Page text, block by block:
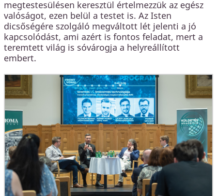
megtestesülésen keresztül értelmezzük az egész
valóságot, ezen belül a testet is. Az Isten
dicsőségére szolgáló megváltott lét jelenti a jó
kapcsolódást, ami azért is fontos feladat, mert a
teremtett világ is sóvárogja a helyreállított
embert.